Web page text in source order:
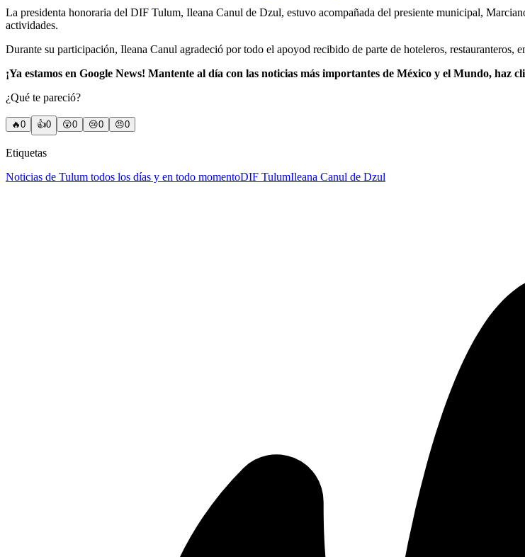
La presidenta honoraria del DIF Tulum, Ileana Canul de Dzul, estuvo acompañada del presiente municipal,
actividades.
Durante su participación, Ileana Canul agradeció por todo el apoyod recibido de parte de hoteleros, restauranteros,
¡Ya estamos en Google News! Mantente al día con las noticias más importantes de México y el Mundo, haz
¿Qué te pareció?
🔥0 👍0 😲0 😢0 😠0
Etiquetas
Noticias de Tulum todos los días y en todo momentoDIF TulumIleana Canul de Dzul